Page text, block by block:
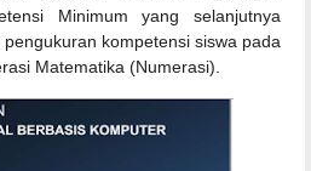
Minimum yang selanjutnya
kompetensi siswa pada
Matematika (Numerasi).